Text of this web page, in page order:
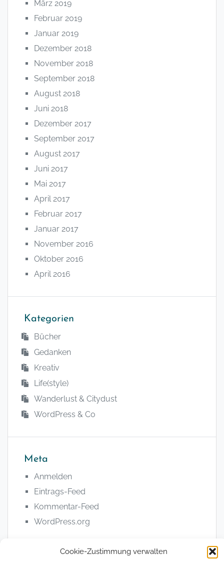
Cookie-Zustimmung verwalten
März 2019
Februar 2019
Januar 2019
Dezember 2018
November 2018
September 2018
August 2018
Juni 2018
Dezember 2017
September 2017
August 2017
Juni 2017
Mai 2017
April 2017
Februar 2017
Januar 2017
November 2016
Oktober 2016
April 2016
Kategorien
Bücher
Gedanken
Kreativ
Life(style)
Wanderlust & Citydust
WordPress & Co
Meta
Anmelden
Eintrags-Feed
Kommentar-Feed
WordPress.org